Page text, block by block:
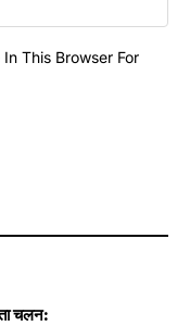
This Browser For
चलन: